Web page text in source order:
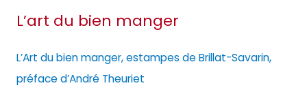
L’art du bien manger
L’Art du bien manger, estampes de Brillat-Savarin,
préface d’André Theuriet